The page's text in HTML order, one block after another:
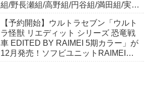
組/野長瀬組/高野組/円谷組/満田組/実相
【予約開始】ウルトラセブン「ウルト
ラ怪獣 リエディット シリーズ 恐竜戦
車 EDITED BY RAIMEI 5期カラー」が
12月発売！ソフビユニットRAIMEIに